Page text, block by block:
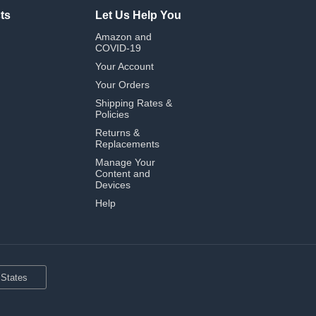
Let Us Help You
Amazon and
COVID-19
Your Account
Your Orders
Shipping Rates &
Policies
Returns &
Replacements
Manage Your
Content and
Devices
Help